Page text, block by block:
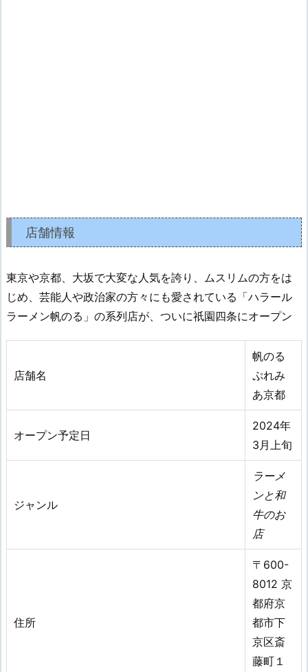
店舗情報
東京や京都、大坂で大変な人気を誇り、ムスリムの方をは
じめ、芸能人や政治家の方々にも愛されている「ハラール
ラーメン帆のる」の系列店が、ついに祇園四条にオープン
店舗名
帆のる
ぷれみ
あ京都
オープン予定日
2024年
3月上旬
ジャンル
ラーメ
ンと和
牛のお
店
住所
〒600-
8012 京
都府京
都市下
京区斎
藤町１